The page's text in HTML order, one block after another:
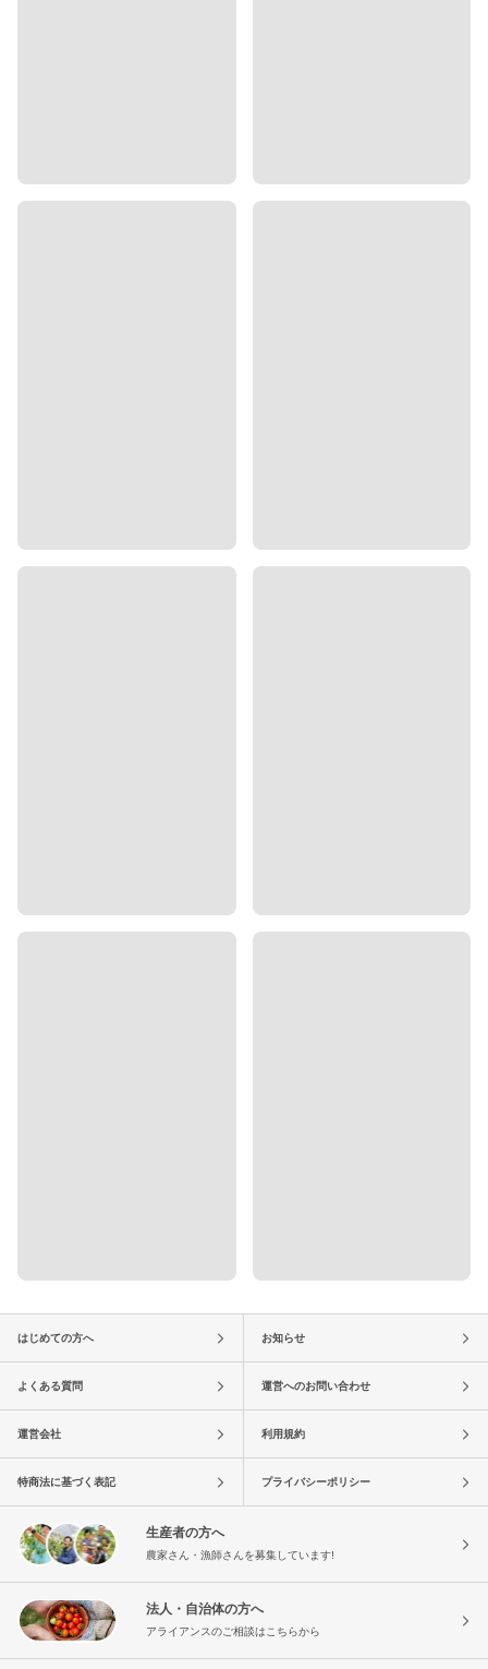
はじめての方へ お知らせ
よくある質問 運営へのお問い合わせ
運営会社 利用規約
特商法に基づく表記 プライバシーポリシー
生産者の方へ
農家さん・漁師さんを募集しています!
法人・自治体の方へ
アライアンスのご相談はこちらから